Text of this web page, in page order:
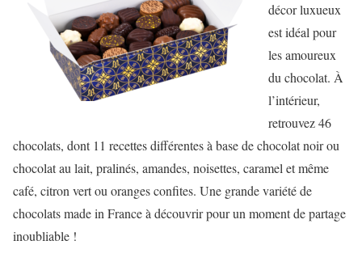
décor luxueux
est idéal pour
les amoureux
du chocolat. À
l’intérieur,
retrouvez 46
chocolats, dont 11 recettes différentes à base de chocolat noir ou
chocolat au lait, pralinés, amandes, noisettes, caramel et même
café, citron vert ou oranges confites. Une grande variété de
chocolats made in France à découvrir pour un moment de partage
inoubliable !